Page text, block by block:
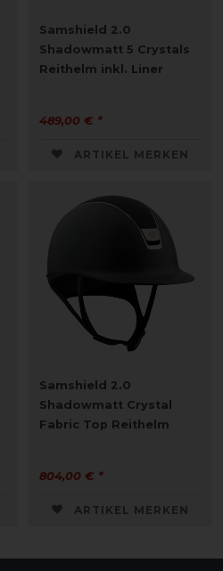
Samshield 2.0
Shadowmatt 5 Crystals
Reithelm inkl. Liner
489,00 € *
ARTIKEL MERKEN
Samshield 2.0
Shadowmatt Crystal
Fabric Top Reithelm
804,00 € *
ARTIKEL MERKEN